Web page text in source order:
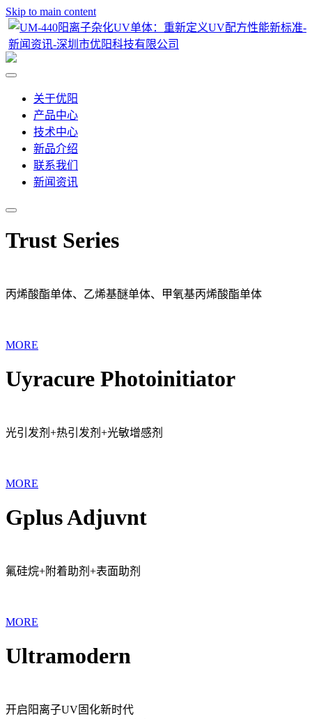
Skip to main content
关于优阳
产品中心
技术中心
新品介绍
联系我们
新闻资讯
Trust Series
丙烯酸酯单体、乙烯基醚单体、甲氧基丙烯酸酯单体
MORE
Uyracure Photoinitiator
光引发剂+热引发剂+光敏增感剂
MORE
Gplus Adjuvnt
氟硅烷+附着助剂+表面助剂
MORE
Ultramodern
开启阳离子UV固化新时代